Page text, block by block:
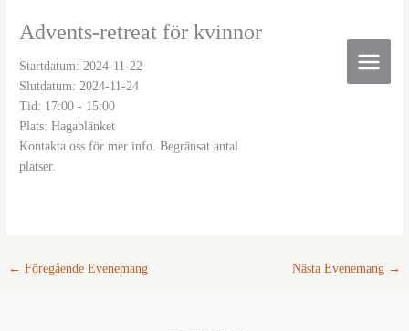
Advents-retreat för kvinnor
Startdatum:2024-11-22
Slutdatum:2024-11-24
Tid: 17:00 - 15:00
Plats:Hagablänket
Kontakta oss för mer info. Begränsat antal
platser.
← Föregående Evenemang Nästa Evenemang →